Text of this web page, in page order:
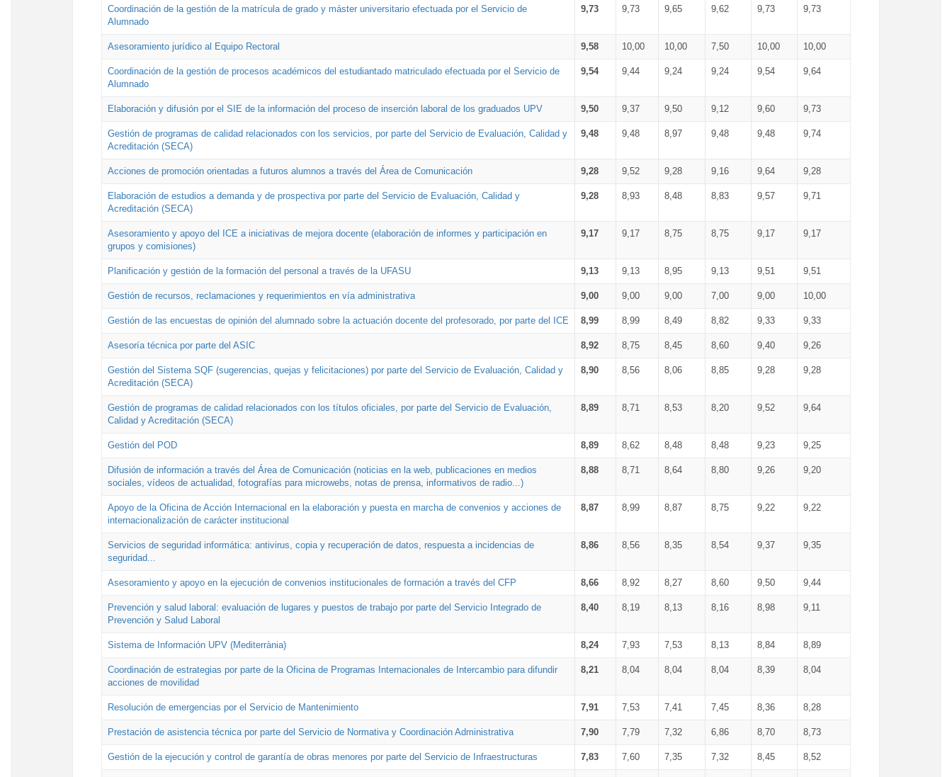
Coordinación de la gestión de la matrícula de grado y máster universitario efectuada por el Servicio de
Alumnado
9,73 9,73 9,65 9,62 9,73 9,73
Asesoramiento jurídico al Equipo Rectoral 9,58 10,00 10,00 7,50 10,00 10,00
Coordinación de la gestión de procesos académicos del estudiantado matriculado efectuada por el Servicio de
Alumnado
9,54 9,44 9,24 9,24 9,54 9,64
Elaboración y difusión por el SIE de la información del proceso de inserción laboral de los graduados UPV 9,50 9,37 9,50 9,12 9,60 9,73
Gestión de programas de calidad relacionados con los servicios, por parte del Servicio de Evaluación, Calidad y
Acreditación (SECA)
9,48 9,48 8,97 9,48 9,48 9,74
Acciones de promoción orientadas a futuros alumnos a través del Área de Comunicación 9,28 9,52 9,28 9,16 9,64 9,28
Elaboración de estudios a demanda y de prospectiva por parte del Servicio de Evaluación, Calidad y
Acreditación (SECA)
9,28 8,93 8,48 8,83 9,57 9,71
Asesoramiento y apoyo del ICE a iniciativas de mejora docente (elaboración de informes y participación en
grupos y comisiones)
9,17 9,17 8,75 8,75 9,17 9,17
Planificación y gestión de la formación del personal a través de la UFASU 9,13 9,13 8,95 9,13 9,51 9,51
Gestión de recursos, reclamaciones y requerimientos en vía administrativa 9,00 9,00 9,00 7,00 9,00 10,00
Gestión de las encuestas de opinión del alumnado sobre la actuación docente del profesorado, por parte del ICE 8,99 8,99 8,49 8,82 9,33 9,33
Asesoría técnica por parte del ASIC 8,92 8,75 8,45 8,60 9,40 9,26
Gestión del Sistema SQF (sugerencias, quejas y felicitaciones) por parte del Servicio de Evaluación, Calidad y
Acreditación (SECA)
8,90 8,56 8,06 8,85 9,28 9,28
Gestión de programas de calidad relacionados con los títulos oficiales, por parte del Servicio de Evaluación,
Calidad y Acreditación (SECA)
8,89 8,71 8,53 8,20 9,52 9,64
Gestión del POD 8,89 8,62 8,48 8,48 9,23 9,25
Difusión de información a través del Área de Comunicación (noticias en la web, publicaciones en medios
sociales, vídeos de actualidad, fotografías para microwebs, notas de prensa, informativos de radio...)
8,88 8,71 8,64 8,80 9,26 9,20
Apoyo de la Oficina de Acción Internacional en la elaboración y puesta en marcha de convenios y acciones de
internacionalización de carácter institucional
8,87 8,99 8,87 8,75 9,22 9,22
Servicios de seguridad informática: antivirus, copia y recuperación de datos, respuesta a incidencias de
seguridad...
8,86 8,56 8,35 8,54 9,37 9,35
Asesoramiento y apoyo en la ejecución de convenios institucionales de formación a través del CFP 8,66 8,92 8,27 8,60 9,50 9,44
Prevención y salud laboral: evaluación de lugares y puestos de trabajo por parte del Servicio Integrado de
Prevención y Salud Laboral
8,40 8,19 8,13 8,16 8,98 9,11
Sistema de Información UPV (Mediterrània) 8,24 7,93 7,53 8,13 8,84 8,89
Coordinación de estrategias por parte de la Oficina de Programas Internacionales de Intercambio para difundir
acciones de movilidad
8,21 8,04 8,04 8,04 8,39 8,04
Resolución de emergencias por el Servicio de Mantenimiento 7,91 7,53 7,41 7,45 8,36 8,28
Prestación de asistencia técnica por parte del Servicio de Normativa y Coordinación Administrativa 7,90 7,79 7,32 6,86 8,70 8,73
Gestión de la ejecución y control de garantía de obras menores por parte del Servicio de Infraestructuras 7,83 7,60 7,35 7,32 8,45 8,52